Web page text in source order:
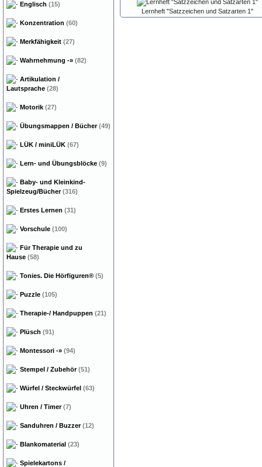
Lernheft "Satzzeichen und Satzarten 1"
Englisch (15)
Konzentration (60)
Merkfähigkeit (27)
Wahrnehmung -» (82)
Artikulation /
Lautsprache (28)
Motorik (27)
Übungsmappen / Bücher(49)
LÜK / miniLÜK (67)
Lern- und Übungsblöcke (9)
Baby- und Kleinkind-
Spielzeug/Bücher(316)
Erstes Lernen (31)
Vorschule (100)
Für Therapie und zu
Hause (58)
Tonies. Die Hörfiguren® (5)
Puzzle (105)
Therapie-/ Handpuppen (21)
Plüsch (91)
Montessori -» (94)
Stempel / Zubehör(51)
Würfel / Steckwürfel (63)
Uhren / Timer(7)
Sanduhren / Buzzer(12)
Blankomaterial (23)
Spielekartons /